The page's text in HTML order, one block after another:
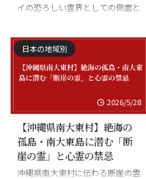
イの恐ろしい霊界としての側面と
日本の地域別
2026/5/28
【沖縄県南大東村】絶海の
孤島・南大東島に潜む「断
崖の霊」と心霊の禁忌
沖縄県南大東村に伝わる断崖の霊